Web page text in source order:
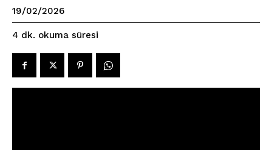
19/02/2026
4 dk. okuma süresi